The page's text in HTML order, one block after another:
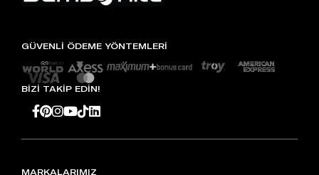
GÜVENLİ ÖDEME YÖNTEMLERİ
BİZİ TAKİP EDİN!
MARKALARIMIZ